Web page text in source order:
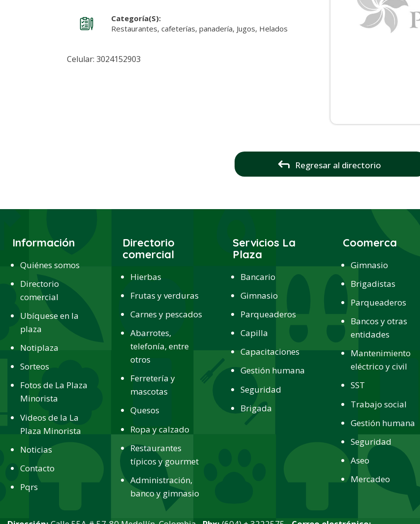
Categoría(s):
Restaurantes, cafeterías, panadería, Jugos, Helados
Celular: 3024152903
Regresar al directorio
Información
Quiénes somos
Directorio
comercial
Ubíquese en la
plaza
Notiplaza
Sorteos
Fotos de La Plaza
Minorista
Videos de la La
Plaza Minorista
Noticias
Contacto
Pqrs
Directorio
comercial
Hierbas
Frutas y verduras
Carnes y pescados
Abarrotes,
telefonía, entre
otros
Ferretería y
mascotas
Quesos
Ropa y calzado
Restaurantes
típicos y gourmet
Administración,
banco y gimnasio
Servicios La
Plaza
Bancario
Gimnasio
Parqueaderos
Capilla
Capacitaciones
Gestión humana
Seguridad
Brigada
Coomerca
Gimnasio
Brigadistas
Parqueaderos
Bancos y otras
entidades
Mantenimiento
eléctrico y civil
SST
Trabajo social
Gestión humana
Seguridad
Aseo
Mercadeo